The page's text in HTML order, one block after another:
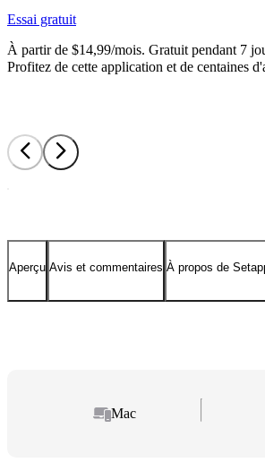
Essai gratuit
À partir de $14,99/mois. Gratuit pendant 7
Profitez de cette application et de centaines
Aperçu Avis et commentaires À propos de
Mac